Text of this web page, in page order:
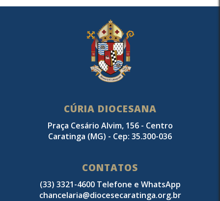
CÚRIA DIOCESANA
Praça Cesário Alvim, 156 - Centro
Caratinga (MG) - Cep: 35.300-036
CONTATOS
(33) 3321-4600 Telefone e WhatsApp
chancelaria@diocesecaratinga.org.br